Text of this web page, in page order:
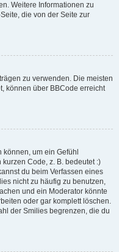
Weitere Informationen zu
die von der Seite zur
zu verwenden. Die meisten
können über BBCode erreicht
um ein Gefühl
Code, z. B. bedeutet :)
du beim Verfassen eines
nicht zu häufig zu benutzen,
und ein Moderator könnte
oder gar komplett löschen.
der Smilies begrenzen, die du